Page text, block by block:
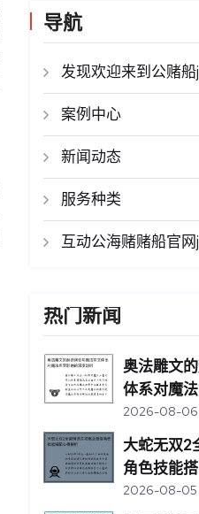
导航
发现欢迎来到公赌船
案例中心
新闻动态
服务种类
互动公海赌赌船官网
热门新闻
奥法雕文
体系对魔
2026-08-06
大蛇无双2
角色技能
2026-08-05